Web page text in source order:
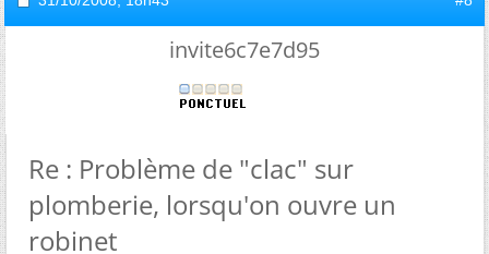
invite6c7e7d95
Re : Problème de "clac" sur
plomberie, lorsqu'on ouvre un
robinet